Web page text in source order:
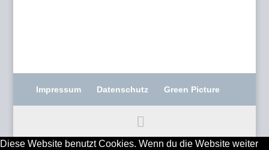
Impressum Datenschutz Green Picture
Diese Website benutzt Cookies. Wenn du die Website weiter